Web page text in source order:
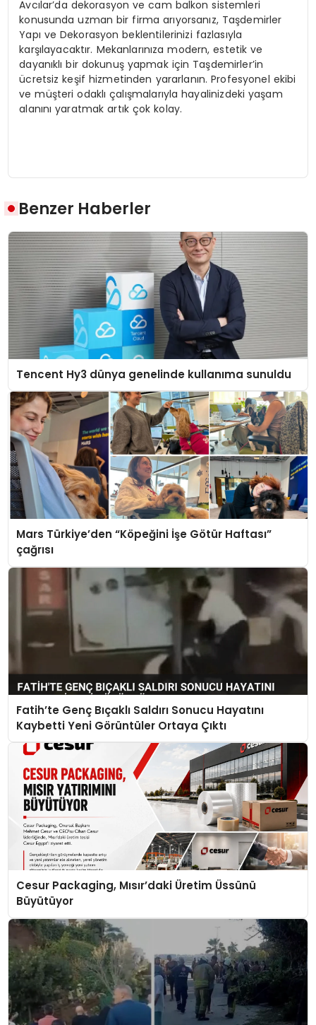
Avcılar’da dekorasyon ve cam balkon sistemleri
konusunda uzman bir firma arıyorsanız, Taşdemirler
Yapı ve Dekorasyon beklentilerinizi fazlasıyla
karşılayacaktır. Mekanlarınıza modern, estetik ve
dayanıklı bir dokunuş yapmak için Taşdemirler’in
ücretsiz keşif hizmetinden yararlanın. Profesyonel ekibi
ve müşteri odaklı çalışmalarıyla hayalinizdeki yaşam
alanını yaratmak artık çok kolay.
Benzer Haberler
Tencent Hy3 dünya genelinde kullanıma sunuldu
Mars Türkiye’den “Köpeğini İşe Götür Haftası”
çağrısı
Fatih’te Genç Bıçaklı Saldırı Sonucu Hayatını
Kaybetti Yeni Görüntüler Ortaya Çıktı
Cesur Packaging, Mısır’daki Üretim Üssünü
Büyütüyor